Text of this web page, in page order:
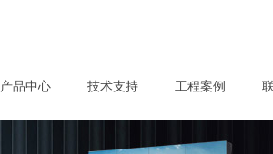
产品中心 技术支持 工程案例